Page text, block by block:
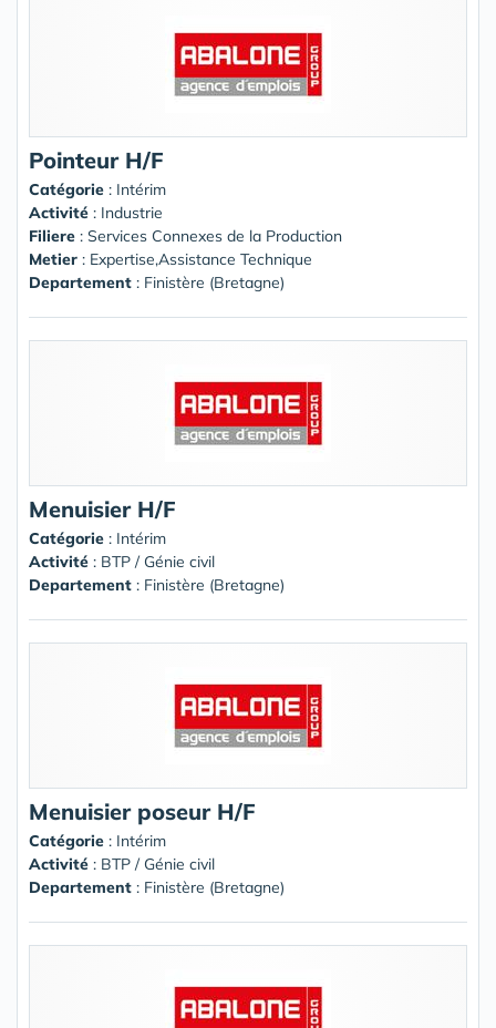
Pointeur H/F
Catégorie : Intérim
Activité : Industrie
Filiere : Services Connexes de la Production
Metier : Expertise,Assistance Technique
Departement : Finistère (Bretagne)
Menuisier H/F
Catégorie : Intérim
Activité : BTP / Génie civil
Departement : Finistère (Bretagne)
Menuisier poseur H/F
Catégorie : Intérim
Activité : BTP / Génie civil
Departement : Finistère (Bretagne)